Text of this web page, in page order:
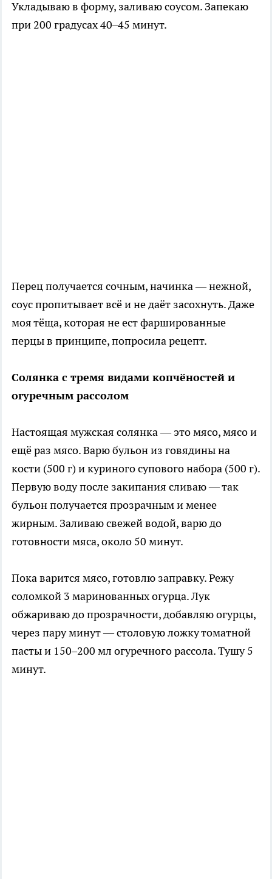
Укладываю в форму, заливаю соусом. Запекаю
при 200 градусах 40–45 минут.
Перец получается сочным, начинка — нежной,
соус пропитывает всё и не даёт засохнуть. Даже
моя тёща, которая не ест фаршированные
перцы в принципе, попросила рецепт.
Солянка с тремя видами копчёностей и
огуречным рассолом
Настоящая мужская солянка — это мясо, мясо и
ещё раз мясо. Варю бульон из говядины на
кости (500 г) и куриного супового набора (500 г).
Первую воду после закипания сливаю — так
бульон получается прозрачным и менее
жирным. Заливаю свежей водой, варю до
готовности мяса, около 50 минут.
Пока варится мясо, готовлю заправку. Режу
соломкой 3 маринованных огурца. Лук
обжариваю до прозрачности, добавляю огурцы,
через пару минут — столовую ложку томатной
пасты и 150–200 мл огуречного рассола. Тушу 5
минут.